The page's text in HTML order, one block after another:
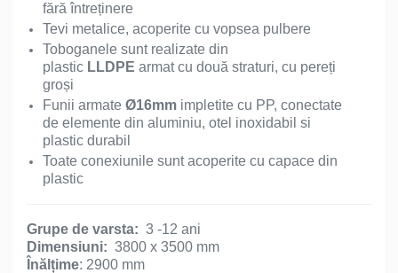
fără întreținere
Tevi metalice, acoperite cu vopsea pulbere
Toboganele sunt realizate din
plastic LLDPE armat cu două straturi, cu pereți
groși
Funii armate Ø16mm impletite cu PP, conectate
de elemente din aluminiu, otel inoxidabil si
plastic durabil
Toate conexiunile sunt acoperite cu capace din
plastic
Grupe de varsta: 3 -12 ani
Dimensiuni: 3800 x 3500 mm
Înălțime: 2900 mm